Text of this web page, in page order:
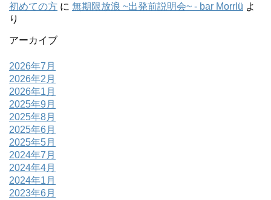
初めての方 に 無期限放浪 ~出発前説明会~ - bar Morrlü よ
り
アーカイブ
2026年7月
2026年2月
2026年1月
2025年9月
2025年8月
2025年6月
2025年5月
2024年7月
2024年4月
2024年1月
2023年6月